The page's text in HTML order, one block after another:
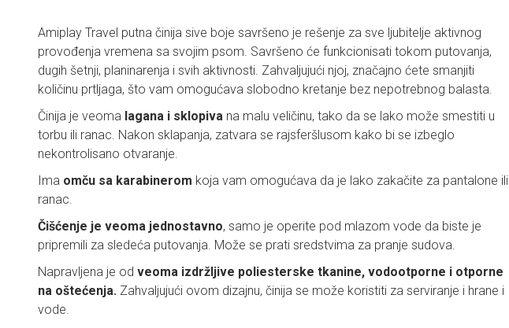
Amiplay Travel putna činija sive boje savršeno je rešenje za sve ljubitelje aktivnog
provođenja vremena sa svojim psom. Savršeno će funkcionisati tokom putovanja,
dugih šetnji, planinarenja i svih aktivnosti. Zahvaljujući njoj, značajno ćete smanjiti
količinu prtljaga, što vam omogućava slobodno kretanje bez nepotrebnog balasta.
Činija je veoma lagana i sklopiva na malu veličinu, tako da se lako može smestiti u
torbu ili ranac. Nakon sklapanja, zatvara se rajsferšlusom kako bi se izbeglo
nekontrolisano otvaranje.
Ima omču sa karabinerom koja vam omogućava da je lako zakačite za pantalone ili
ranac.
Čišćenje je veoma jednostavno, samo je operite pod mlazom vode da biste je
pripremili za sledeća putovanja. Može se prati sredstvima za pranje sudova.
Napravljena je od veoma izdržljive poliesterske tkanine, vodootporne i otporne
na oštećenja. Zahvaljujući ovom dizajnu, činija se može koristiti za serviranje i hrane i
vode.